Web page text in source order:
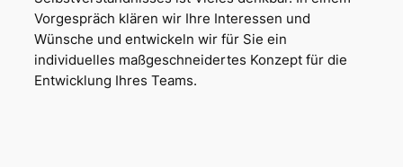
Vorgespräch klären wir Ihre Interessen und
Wünsche und entwickeln wir für Sie ein
individuelles maßgeschneidertes Konzept für die
Entwicklung Ihres Teams.